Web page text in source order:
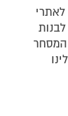
קשר
המסחר